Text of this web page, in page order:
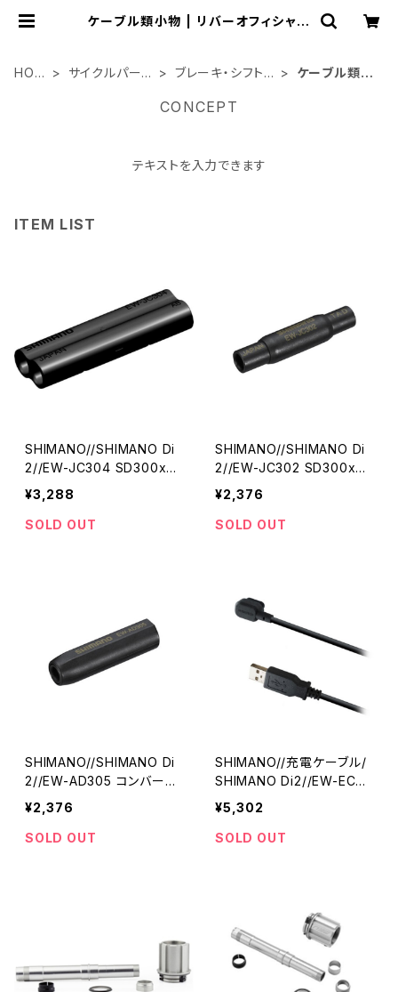
ケーブル類小物 | リバーオフィシャル
HOM
サイクルパーツ
ブレーキ・シフト
ケーブル類小
CONCEPT
テキストを入力できます
ITEM LIST
SHIMANO//SHIMANO Di
2//EW-JC304 SD300x4
ポートジャンクション//EWJ
C304_I-01//シマノ
¥3,288
SOLD OUT
SHIMANO//SHIMANO Di
2//EW-JC302 SD300x2
ポートジャンクション//EWJ
C302_I-01//シマノ
¥2,376
SOLD OUT
SHIMANO//SHIMANO Di
2//EW-AD305 コンバージ
ョンアダプターEW-SD50//
EWAD305_I-01//シマノ
¥2,376
SOLD OUT
SHIMANO//充電ケーブル/
SHIMANO Di2//EW-EC30
0 CHARGING CABLE 150
0mm//EWEC300A_I-01//
シマノ
¥5,302
SOLD OUT